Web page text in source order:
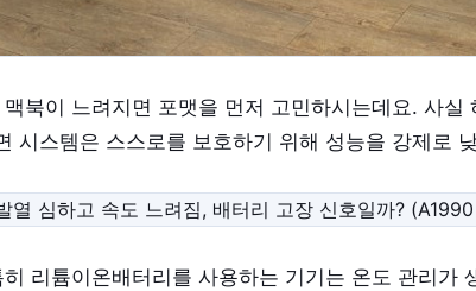
북이 느려지면 포맷을 먼저 고민하시는데요. 사
시스템은 스스로를 보호하기 위해 성능을 강제로
리튬이온배터리를 사용하는 기기는 온도 관리